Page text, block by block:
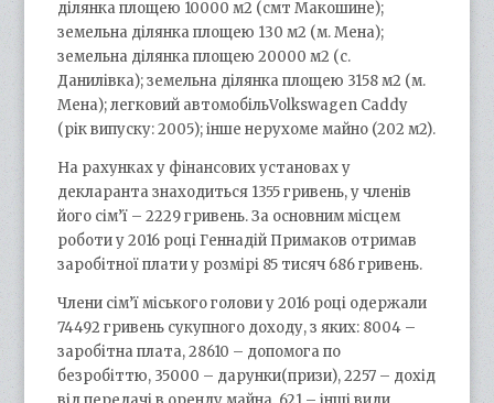
ділянка площею 10000 м2 (смт Макошине);
земельна ділянка площею 130 м2 (м. Мена);
земельна ділянка площею 20000 м2 (с.
Данилівка); земельна ділянка площею 3158 м2 (м.
Мена); легковий автомобільVolkswagen Caddy
(рік випуску: 2005); інше нерухоме майно (202 м2).
На рахунках у фінансових установах у
декларанта знаходиться 1355 гривень, у членів
його сім’ї – 2229 гривень. За основним місцем
роботи у 2016 році Геннадій Примаков отримав
заробітної плати у розмірі 85 тисяч 686 гривень.
Члени сім’ї міського голови у 2016 році одержали
74492 гривень сукупного доходу, з яких: 8004 –
заробітна плата, 28610 – допомога по
безробіттю, 35000 – дарунки(призи), 2257 – дохід